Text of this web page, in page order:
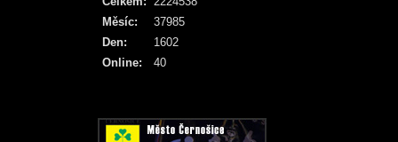
Online: 40
Měsíc:
37985
Den:
1602